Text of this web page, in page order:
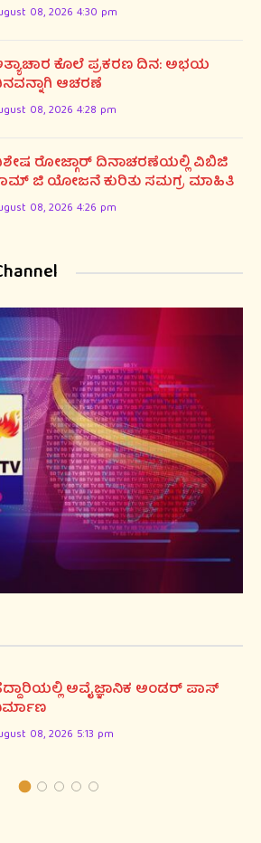
08, 2026 4:30 pm
ಕೊಲೆ ಪ್ರಕರಣ ದಿನ: ಅಭಯ
ಆಚರಣೆ
08, 2026 4:28 pm
ರೋಜ್ಗಾರ್ ದಿನಾಚರಣೆಯಲ್ಲಿ ವಿಬಿಜಿ
ಜಿ ಯೋಜನೆ ಕುರಿತು ಸಮಗ್ರ ಮಾಹಿತಿ
08, 2026 4:26 pm
ಅವೈಜ್ಞಾನಿಕ ಅಂಡರ್ ಪಾಸ್
08, 2026 5:13 pm